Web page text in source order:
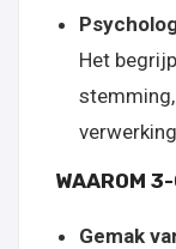
Het
WAAROM
Gemak